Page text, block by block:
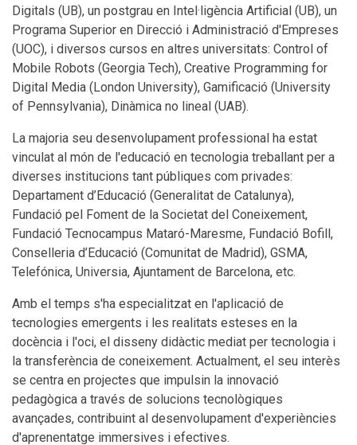
Digitals (UB), un postgrau en Intel·ligència Artificial (UB), un
Programa Superior en Direcció i Administració d'Empreses
(UOC), i diversos cursos en altres universitats: Control of
Mobile Robots (Georgia Tech), Creative Programming for
Digital Media (London University), Gamificació (University
of Pennsylvania), Dinàmica no lineal (UAB).
La majoria seu desenvolupament professional ha estat
vinculat al món de l'educació en tecnologia treballant per a
diverses institucions tant públiques com privades:
Departament d’Educació (Generalitat de Catalunya),
Fundació pel Foment de la Societat del Coneixement,
Fundació Tecnocampus Mataró-Maresme, Fundació Bofill,
Conselleria d’Educació (Comunitat de Madrid), GSMA,
Telefónica, Universia, Ajuntament de Barcelona, etc.
Amb el temps s'ha especialitzat en l'aplicació de
tecnologies emergents i les realitats esteses en la
docència i l'oci, el disseny didàctic mediat per tecnologia i
la transferència de coneixement. Actualment, el seu interès
se centra en projectes que impulsin la innovació
pedagògica a través de solucions tecnològiques
avançades, contribuint al desenvolupament d'experiències
d'aprenentatge immersives i efectives.